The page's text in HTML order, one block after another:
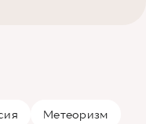
Метеоризм